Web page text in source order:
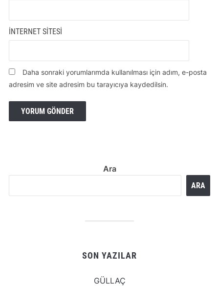
İNTERNET SITESI
Daha sonraki yorumlarımda kullanılması için adım, e-posta
adresim ve site adresim bu tarayıcıya kaydedilsin.
Ara
ARA
SON YAZILAR
GÜLLAÇ